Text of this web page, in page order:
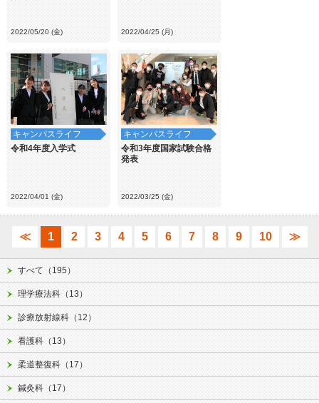
2022/05/20 (金) 2022/04/25 (月)
キャンパスライフ
令和4年度入学式
2022/04/01 (金)
キャンパスライフ
令和3年度国家試験合格
発表
2022/03/25 (金)
≪ 1 2 3 4 5 6 7 8 9 10 ≫
すべて（195）
理学療法科（13）
診療放射線科（12）
看護科（13）
柔道整復科（17）
鍼灸科（17）